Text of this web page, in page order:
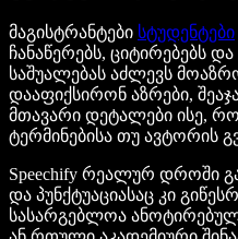
მაგისტრანტები სტუდენტები
ჩანაწერებს, ციტირებებს
საშუალებას აძლევს
დააფიქსირონ აზრები,
მთავარი დეტალები ისე,
ტერმინებისა თუ ავტორის
Speechify რეალურ დროში
და პუნქტუაციასაც კი
სასარგებლოა